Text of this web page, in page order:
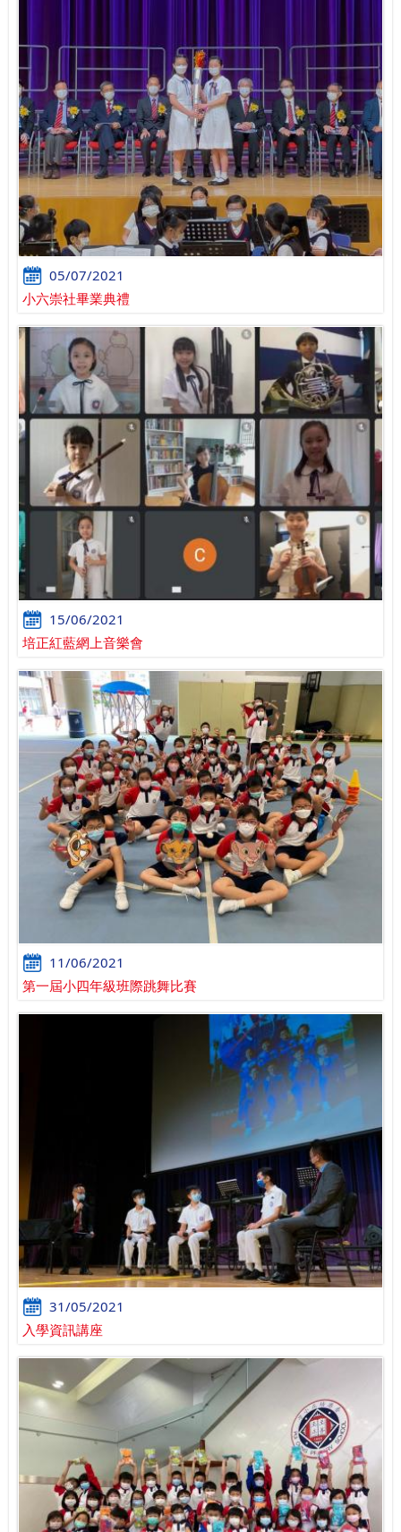
05/07/2021
小六崇社畢業典禮
15/06/2021
培正紅藍網上音樂會
11/06/2021
第一屆小四年級班際跳舞比賽
31/05/2021
入學資訊講座